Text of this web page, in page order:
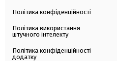
Політика конфіденційності
Політика використання
штучного інтелекту
Політика конфіденційності
додатку